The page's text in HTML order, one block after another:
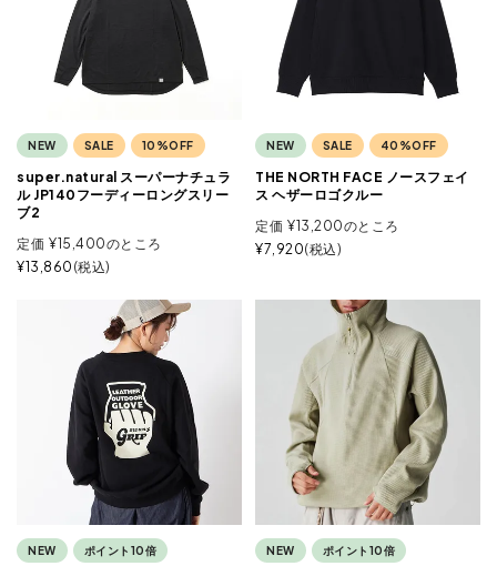
NEW SALE 10%OFF
super.natural スーパーナチュラ
ル JP140フーディーロングスリー
ブ2
定価 ¥15,400のところ
¥13,860 税込
NEW SALE 40%OFF
THE NORTH FACE ノースフェイ
ス ヘザーロゴクルー
定価 ¥13,200のところ
¥7,920 税込
NEW ポイント10倍 NEW ポイント10倍